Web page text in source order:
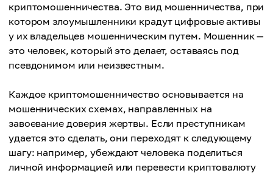
криптомошенничества. Это вид мошенничества, при
котором злоумышленники крадут цифровые активы
у их владельцев мошенническим путем. Мошенник —
это человек, который это делает, оставаясь под
псевдонимом или неизвестным.
Каждое криптомошенничество основывается на
мошеннических схемах, направленных на
завоевание доверия жертвы. Если преступникам
удается это сделать, они переходят к следующему
шагу: например, убеждают человека поделиться
личной информацией или перевести криптовалюту